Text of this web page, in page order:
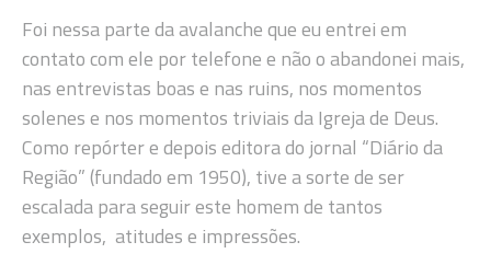
Foi nessa parte da avalanche que eu entrei em
contato com ele por telefone e não o abandonei mais,
nas entrevistas boas e nas ruins, nos momentos
solenes e nos momentos triviais da Igreja de Deus.
Como repórter e depois editora do jornal “Diário da
Região” (fundado em 1950), tive a sorte de ser
escalada para seguir este homem de tantos
exemplos, atitudes e impressões.